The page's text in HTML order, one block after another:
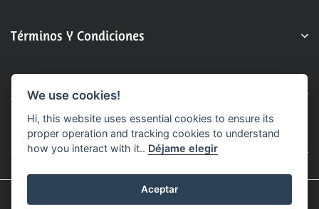
Términos Y Condiciones
Sobre Nosotros
Contacto
© 2025 CasaSmart.uy. Todos Los Derechos Reservados.
We use cookies!
Hi, this website uses essential cookies to ensure its
proper operation and tracking cookies to understand
how you interact with it.. Déjame elegir
Aceptar